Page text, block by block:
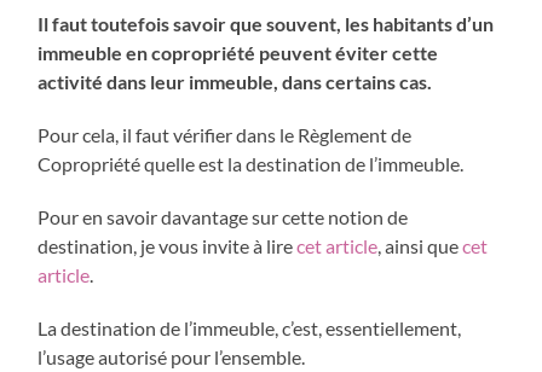
Il faut toutefois savoir que souvent, les habitants d’un
immeuble en copropriété peuvent éviter cette
activité dans leur immeuble, dans certains cas.
Pour cela, il faut vérifier dans le Règlement de
Copropriété quelle est la destination de l’immeuble.
Pour en savoir davantage sur cette notion de
destination, je vous invite à lirecet article, ainsi quecet
article.
La destination de l’immeuble, c’est, essentiellement,
l’usage autorisé pour l’ensemble.